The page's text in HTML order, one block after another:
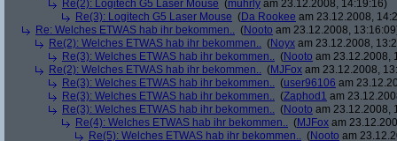
Re(2): Logitech G5 Laser Mouse (muhrly am 23.12.2008, 14:19:16)
Re(3): Logitech G5 Laser Mouse (Da Rookee am 23.12.2008,
Re: Welches ETWAS hab ihr bekommen.. (Nooto am 23.12.2008,
Re(2): Welches ETWAS hab ihr bekommen.. (Noyx am 23.12.2008,
Re(3): Welches ETWAS hab ihr bekommen.. (Nooto am 23.12.2008,
Re(2): Welches ETWAS hab ihr bekommen.. (MJFox am 23.12.2008,
Re(3): Welches ETWAS hab ihr bekommen.. (user96106 am
Re(3): Welches ETWAS hab ihr bekommen.. (Zaphod1 am
Re(3): Welches ETWAS hab ihr bekommen.. (Nooto am 23.12.2008,
Re(4): Welches ETWAS hab ihr bekommen.. (MJFox am
Re(5): Welches ETWAS hab ihr bekommen.. (Nooto am